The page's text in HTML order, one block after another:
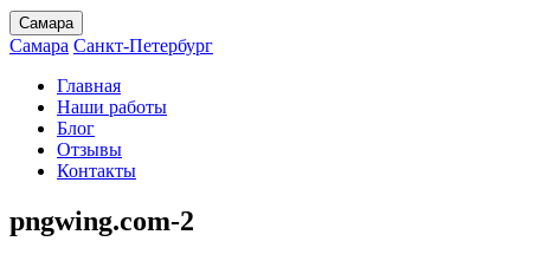
Самара
Самара Санкт-Петербург
Главная
Наши работы
Блог
Отзывы
Контакты
pngwing.com-2